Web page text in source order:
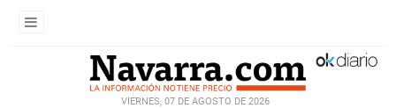
VIERNES, 07 DE AGOSTO DE 2026